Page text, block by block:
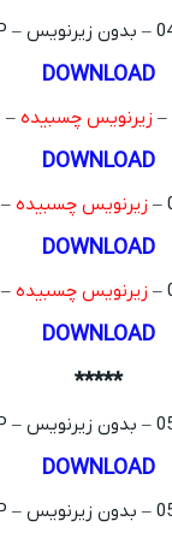
DOWNLOAD
زیرنویس چسبیده – 1080P
DOWNLOAD
زیرنویس چسبیده – 720P
DOWNLOAD
زیرنویس چسبیده – 480P
DOWNLOAD
*****
DOWNLOAD